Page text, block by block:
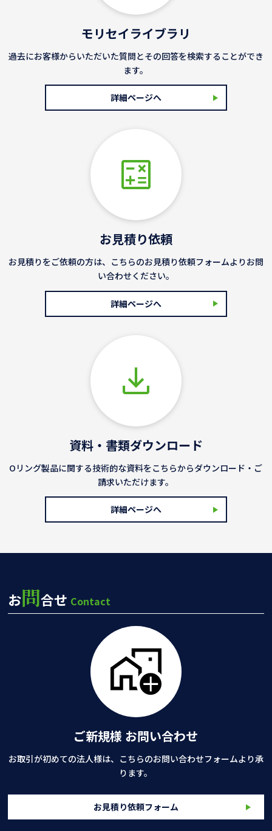
モリセイライブラリ
過去にお客様からいただいた質問とその回答を検索することができ
ます。
詳細ページへ
お見積り依頼
お見積りをご依頼の方は、こちらのお見積り依頼フォームよりお問
い合わせください。
詳細ページへ
資料・書類ダウンロード
Oリング製品に関する技術的な資料をこちらからダウンロード・ご
請求いただけます。
詳細ページへ
お問合せ Contact
ご新規様 お問い合わせ
お取引が初めての法人様は、こちらのお問い合わせフォームより承
ります。
お見積り依頼フォーム